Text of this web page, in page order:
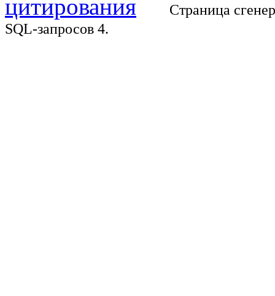
Страница
SQL-запросов 4.